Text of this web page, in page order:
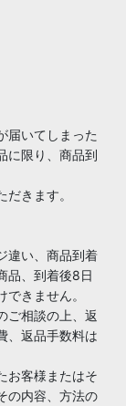
届いてしまった
に限り、商品到
きます。
違い、商品到着
品、到着後8日
きません。
ご相談の上、返
、返品手数料は
お客様またはそ
の内容、方法の